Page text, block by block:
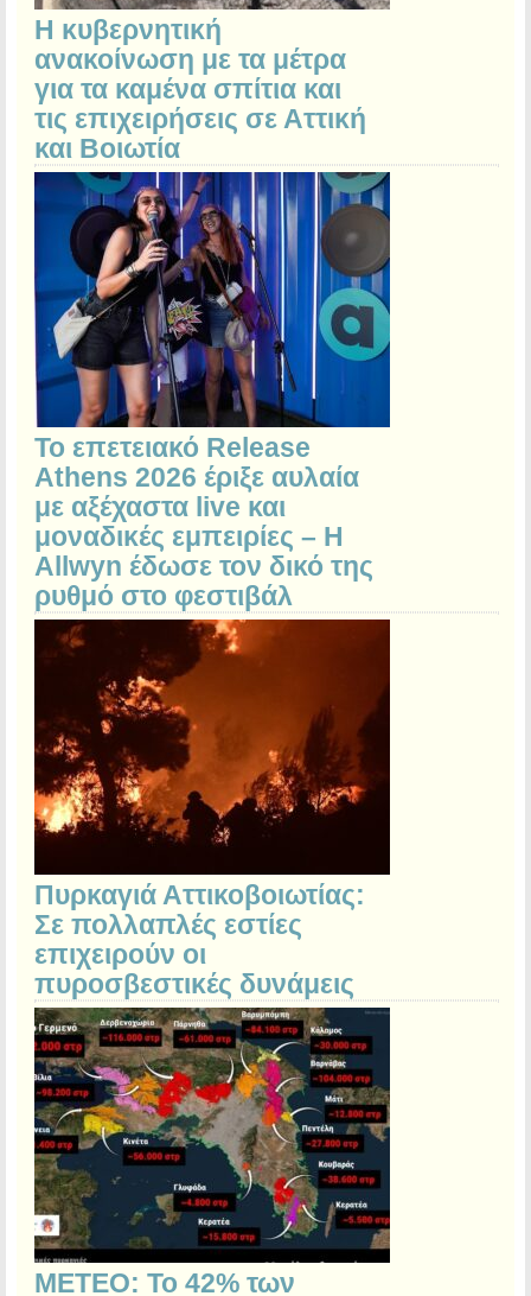
Η κυβερνητική
ανακοίνωση με τα μέτρα
για τα καμένα σπίτια και
τις επιχειρήσεις σε Αττική
και Βοιωτία
Το επετειακό Release
Athens 2026 έριξε αυλαία
με αξέχαστα live και
μοναδικές εμπειρίες – Η
Allwyn έδωσε τον δικό της
ρυθμό στο φεστιβάλ
Πυρκαγιά Αττικοβοιωτίας:
Σε πολλαπλές εστίες
επιχειρούν οι
πυροσβεστικές δυνάμεις
ΜΕΤΕΟ: Το 42% των